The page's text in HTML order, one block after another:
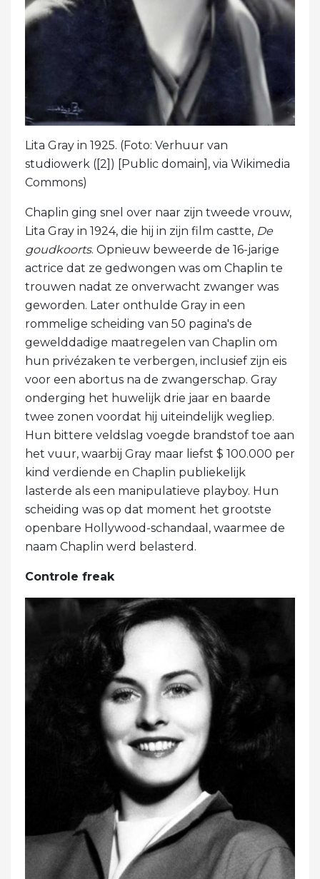
Lita Gray in 1925. (Foto: Verhuur van
studiowerk ([2]) [Public domain], via Wikimedia
Commons)
Chaplin ging snel over naar zijn tweede vrouw,
Lita Gray in 1924, die hij in zijn film castte, De
goudkoorts. Opnieuw beweerde de 16-jarige
actrice dat ze gedwongen was om Chaplin te
trouwen nadat ze onverwacht zwanger was
geworden. Later onthulde Gray in een
rommelige scheiding van 50 pagina's de
gewelddadige maatregelen van Chaplin om
hun privézaken te verbergen, inclusief zijn eis
voor een abortus na de zwangerschap. Gray
onderging het huwelijk drie jaar en baarde
twee zonen voordat hij uiteindelijk wegliep.
Hun bittere veldslag voegde brandstof toe aan
het vuur, waarbij Gray maar liefst $ 100.000 per
kind verdiende en Chaplin publiekelijk
lasterde als een manipulatieve playboy. Hun
scheiding was op dat moment het grootste
openbare Hollywood-schandaal, waarmee de
naam Chaplin werd belasterd.
Controle freak